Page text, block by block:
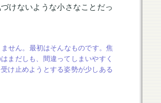
けないような小さなことだっ
せん。最初はそんなものです。焦
まだしも、間違ってしまいやすく
け止めようとする姿勢が少しある